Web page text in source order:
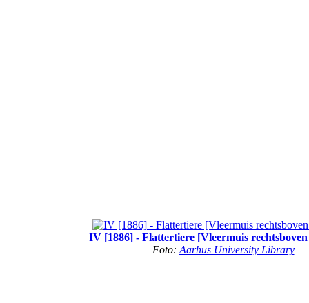
IV [1886] - Flattertiere [Vleermuis
Foto: Aarhus University Library